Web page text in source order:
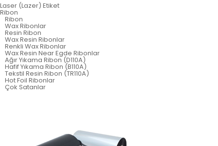
Laser (Lazer) Etiket
Ribon
Ribon
Wax Ribonlar
Resin Ribon
Wax Resin Ribonlar
Renkli Wax Ribonlar
Wax Resin Near Egde Ribonlar
Ağır Yıkama Ribon (D110A)
Hafif Yıkama Ribon (B110A)
Tekstil Resin Ribon (TR110A)
Hot Foil Ribonlar
Çok Satanlar